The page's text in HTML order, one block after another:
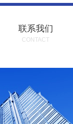
联系我们
CONTACT